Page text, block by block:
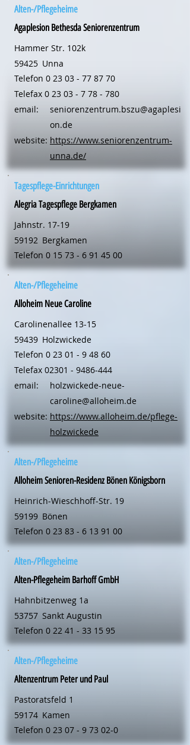
Alten-/Pflegeheime
Agaplesion Bethesda Seniorenzentrum
Hammer Str. 102k
59425 Unna
Telefon 0 23 03 - 77 87 70
Telefax 0 23 03 - 7 78 - 780
email:
website:
seniorenzentrum.bszu@agaplesi
on.de
https://www.seniorenzentrum-
unna.de/
Tagespflege-Einrichtungen
Alegria Tagespflege Bergkamen
Jahnstr. 17-19
59192 Bergkamen
Telefon 0 15 73 - 6 91 45 00
Alten-/Pflegeheime
Alloheim Neue Caroline
Carolinenallee 13-15
59439 Holzwickede
Telefon 0 23 01 - 9 48 60
Telefax 02301 - 9486-444
email:
website:
holzwickede-neue-
caroline@alloheim.de
https://www.alloheim.de/pflege-
holzwickede
Alten-/Pflegeheime
Alloheim Senioren-Residenz Bönen Königsborn
Heinrich-Wieschhoff-Str. 19
59199 Bönen
Telefon 0 23 83 - 6 13 91 00
Alten-/Pflegeheime
Alten-Pflegeheim Barhoff GmbH
Hahnbitzenweg 1a
53757 Sankt Augustin
Telefon 0 22 41 - 33 15 95
Alten-/Pflegeheime
Altenzentrum Peter und Paul
Pastoratsfeld 1
59174 Kamen
Telefon 0 23 07 - 9 73 02-0